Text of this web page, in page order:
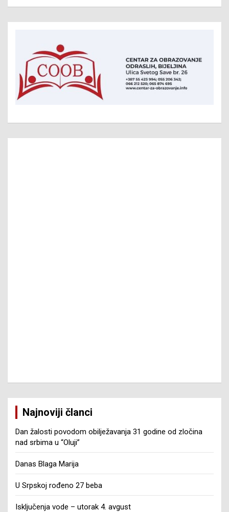
Najnoviji članci
Dan žalosti povodom obilježavanja 31 godine od zločina
nad srbima u “Oluji”
Danas Blaga Marija
U Srpskoj rođeno 27 beba
Isključenja vode – utorak 4. avgust